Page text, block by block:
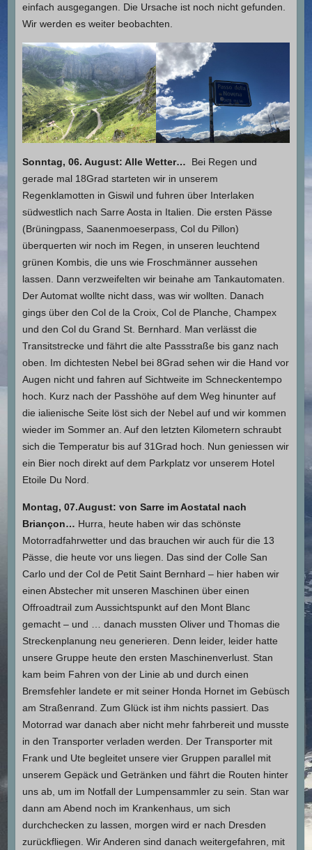
einfach ausgegangen. Die Ursache ist noch nicht gefunden.
Wir werden es weiter beobachten.
Sonntag, 06. August: Alle Wetter… Bei Regen und
gerade mal 18Grad starteten wir in unserem
Regenklamotten in Giswil und fuhren über Interlaken
südwestlich nach Sarre Aosta in Italien. Die ersten Pässe
(Brüningpass, Saanenmoeserpass, Col du Pillon)
überquerten wir noch im Regen, in unseren leuchtend
grünen Kombis, die uns wie Froschmänner aussehen
lassen. Dann verzweifelten wir beinahe am Tankautomaten.
Der Automat wollte nicht dass, was wir wollten. Danach
gings über den Col de la Croix, Col de Planche, Champex
und den Col du Grand St. Bernhard. Man verlässt die
Transitstrecke und fährt die alte Passstraße bis ganz nach
oben. Im dichtesten Nebel bei 8Grad sehen wir die Hand vor
Augen nicht und fahren auf Sichtweite im Schneckentempo
hoch. Kurz nach der Passhöhe auf dem Weg hinunter auf
die ialienische Seite löst sich der Nebel auf und wir kommen
wieder im Sommer an. Auf den letzten Kilometern schraubt
sich die Temperatur bis auf 31Grad hoch. Nun geniessen wir
ein Bier noch direkt auf dem Parkplatz vor unserem Hotel
Etoile Du Nord.
Montag, 07.August: von Sarre im Aostatal nach
Briançon… Hurra, heute haben wir das schönste
Motorradfahrwetter und das brauchen wir auch für die 13
Pässe, die heute vor uns liegen. Das sind der Colle San
Carlo und der Col de Petit Saint Bernhard – hier haben wir
einen Abstecher mit unseren Maschinen über einen
Offroadtrail zum Aussichtspunkt auf den Mont Blanc
gemacht – und … danach mussten Oliver und Thomas die
Streckenplanung neu generieren. Denn leider, leider hatte
unsere Gruppe heute den ersten Maschinenverlust. Stan
kam beim Fahren von der Linie ab und durch einen
Bremsfehler landete er mit seiner Honda Hornet im Gebüsch
am Straßenrand. Zum Glück ist ihm nichts passiert. Das
Motorrad war danach aber nicht mehr fahrbereit und musste
in den Transporter verladen werden. Der Transporter mit
Frank und Ute begleitet unsere vier Gruppen parallel mit
unserem Gepäck und Getränken und fährt die Routen hinter
uns ab, um im Notfall der Lumpensammler zu sein. Stan war
dann am Abend noch im Krankenhaus, um sich
durchchecken zu lassen, morgen wird er nach Dresden
zurückfliegen. Wir Anderen sind danach weitergefahren, mit